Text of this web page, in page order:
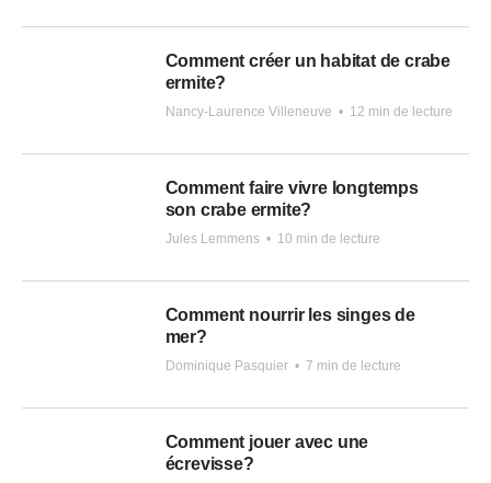
Comment créer un habitat de crabe
ermite?
Nancy-Laurence Villeneuve • 12 min de lecture
Comment faire vivre longtemps
son crabe ermite?
Jules Lemmens • 10 min de lecture
Comment nourrir les singes de
mer?
Dominique Pasquier • 7 min de lecture
Comment jouer avec une
écrevisse?